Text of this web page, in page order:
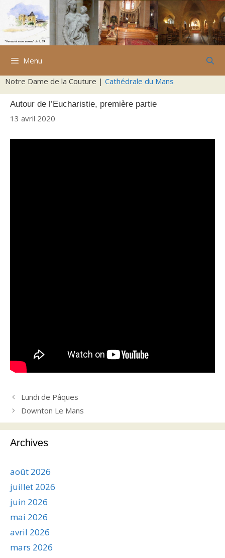
Aller
contenu
Menu
Notre Dame de la Couture | Cathédrale du Mans
Autour de l’Eucharistie, première partie
13 avril 2020
Lundi de Pâques
Downton Le Mans
Archives
août 2026
juillet 2026
juin 2026
mai 2026
avril 2026
mars 2026